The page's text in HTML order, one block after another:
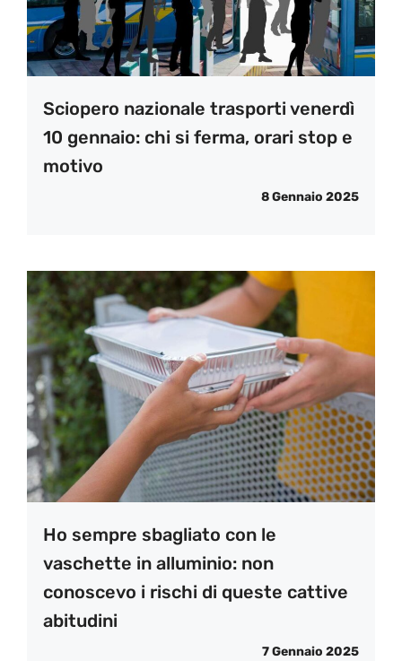
Sciopero nazionale trasporti venerdì
10 gennaio: chi si ferma, orari stop e
motivo
8 Gennaio 2025
Ho sempre sbagliato con le
vaschette in alluminio: non
conoscevo i rischi di queste cattive
abitudini
7 Gennaio 2025